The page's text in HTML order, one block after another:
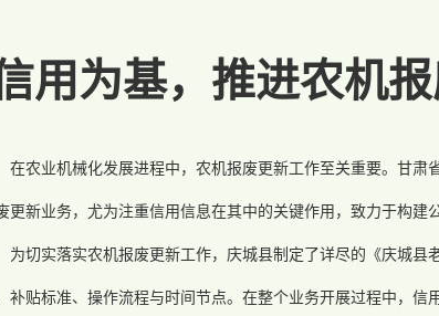
用为基，推进农机
在农业机械化发展进程中，农机报废更新工作至关重要。甘肃
更新业务，尤为注重信用信息在其中的关键作用，致力于构建
为切实落实农机报废更新工作，庆城县制定了详尽的《庆城
补贴标准、操作流程与时间节点。在整个业务开展过程中，